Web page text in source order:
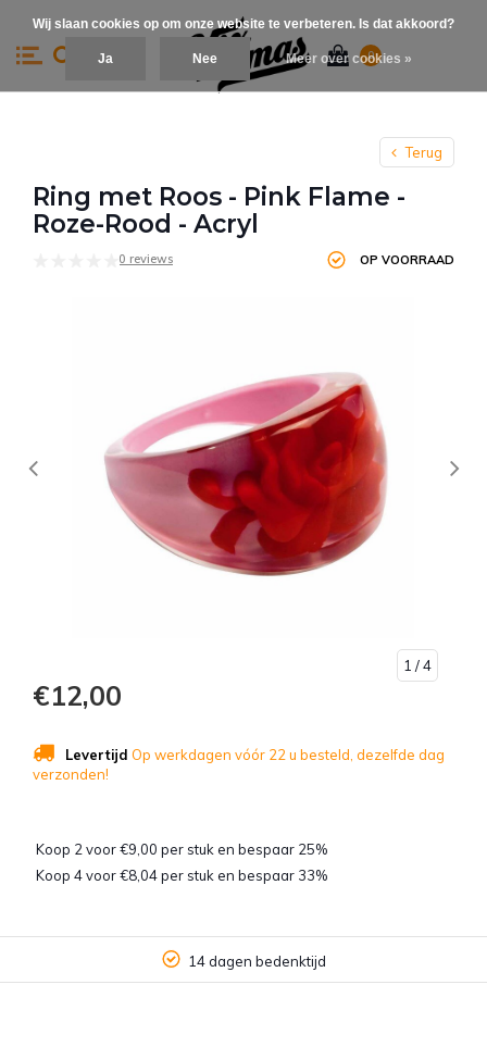
0
Terug
Ring met Roos - Pink Flame -
Roze-Rood - Acryl
0 reviews OP VOORRAAD
1 / 4
€12,00
Levertijd Op werkdagen vóór 22 u besteld, dezelfde dag
verzonden!
Koop 2 voor €9,00 per stuk en bespaar 25%
Koop 4 voor €8,04 per stuk en bespaar 33%
14 dagen bedenktijd
Wij slaan cookies op om onze website te verbeteren. Is dat akkoord?
Ja Nee Meer over cookies »